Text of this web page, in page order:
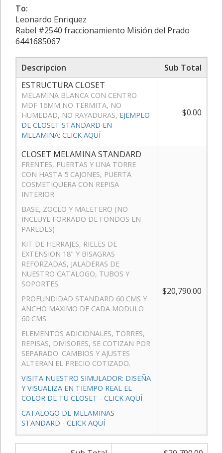
To:
Leonardo Enriquez
Rabel #2540 fraccionamiento Misión del Prado
6441685067
Descripcion
Sub Total
ESTRUCTURA CLOSET
MELAMINA BLANCA CON CENTRO
MDF 16MM NO TERMITA, NO
HUMEDAD, NO RAYADURAS, EJEMPLO
DE CLOSET STANDARD EN
MELAMINA: CLICK AQUÍ
$0.00
CLOSET MELAMINA STANDARD
FRENTES, PUERTAS Y UNA TORRE
CON HASTA 5 CAJONES, PUERTA
COSMETIQUERA CON REPISA
INTERIOR.
BASE, ZOCLO Y MALETERO (NO
INCLUYE FORRADO DE FONDOS EN
PAREDES)
KIT DE HERRAJES, RIELES DE
EXTENSION 18" Y BISAGRAS
REFORZADAS, JALADERAS DE
NUESTRO CATALOGO, TUBOS Y
SOPORTES.
PROFUNDIDAD STANDARD 60 CMS Y
ANCHO MAXIMO DE CADA MODULO
60 CMS.
ELEMENTOS ADICIONALES, TORRES,
REPISAS, DIVISORES, SE COTIZAN POR
SEPARADO. CAMBIOS Y AJUSTES
ALTERAN EL PRECIO COTIZADO.
VISITA NUESTRO SIMULADOR: DISEÑA
Y VISUALIZA EN TIEMPO REAL EL
COLOR DE TU CLOSET - CLICK AQUÍ
CATALOGO DE MELAMINAS
STANDARD - CLICK AQUÍ
$20,790.00